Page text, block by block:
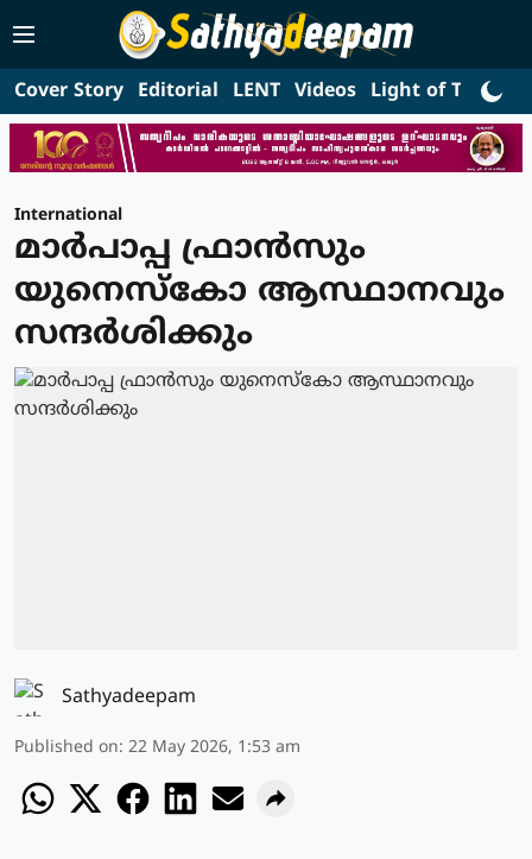
Cover Story Editorial LENT Videos Light of Truth
International
മാര്‍പാപ്പ ഫ്രാന്‍സും
യുനെസ്‌കോ ആസ്ഥാനവും
സന്ദര്‍ശിക്കും
Sathyadeepam
Published on: 22 May 2026, 1:53 am